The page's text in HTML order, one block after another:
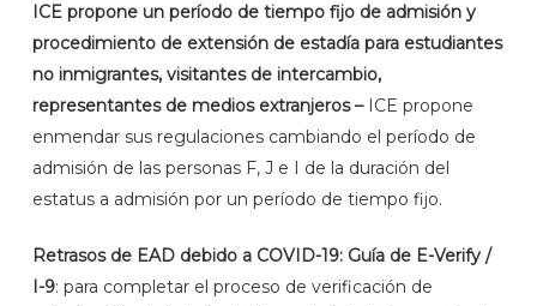
ICE propone un período de tiempo fijo de admisión y
procedimiento de extensión de estadía para estudiantes
no inmigrantes, visitantes de intercambio,
representantes de medios extranjeros –ICE propone
enmendar sus regulaciones cambiando el período de
admisión de las personas F, J e I de la duración del
estatus a admisión por un período de tiempo fijo.
Retrasos de EAD debido a COVID-19: Guía de E-Verify /
I-9: para completar el proceso de verificación de